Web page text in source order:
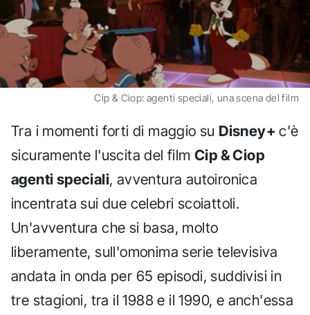
Cip & Ciop: agenti speciali, una scena del film
Tra i momenti forti di maggio su Disney+ c'è
sicuramente l'uscita del film Cip & Ciop
agenti speciali, avventura autoironica
incentrata sui due celebri scoiattoli.
Un'avventura che si basa, molto
liberamente, sull'omonima serie televisiva
andata in onda per 65 episodi, suddivisi in
tre stagioni, tra il 1988 e il 1990, e anch'essa